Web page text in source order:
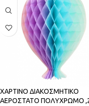
ΧΑΡΤΙΝΟ ΔΙΑΚΟΣΜΗΤΙΚΟ
ΑΕΡΟΣΤΑΤΟ ΠΟΛΥΧΡΩΜΟ